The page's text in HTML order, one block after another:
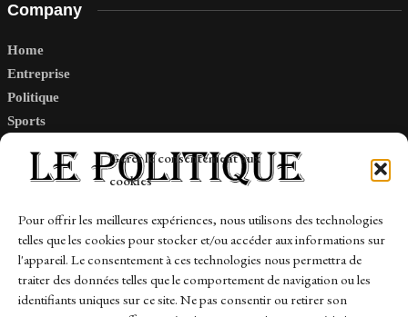
Gérer le consentement aux
cookies
Pour offrir les meilleures expériences, nous utilisons des technologies
telles que les cookies pour stocker et/ou accéder aux informations sur
l'appareil. Le consentement à ces technologies nous permettra de
traiter des données telles que le comportement de navigation ou les
identifiants uniques sur ce site. Ne pas consentir ou retirer son
Company
Home
Entreprise
Politique
Sports
Links
Contact